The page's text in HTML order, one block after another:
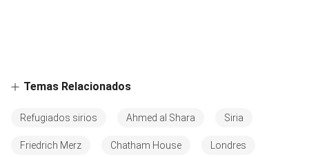
Temas Relacionados
Refugiados sirios Ahmed al Shara Siria
Friedrich Merz Chatham House Londres